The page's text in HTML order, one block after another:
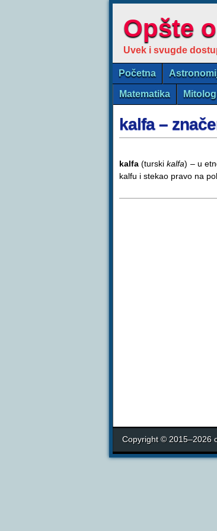
Opšte
Uvek i svugde
Početna
Matematika
kalfa –
kalfa (turskikalfa) – u
kalfu i stekao pravo na
Copyright © 2015–2026